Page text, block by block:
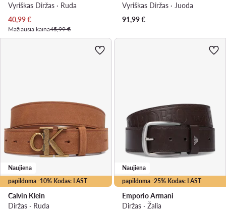
Vyriškas Diržas · Ruda
Dabartinė kaina
40,99€
Mažiausia kaina45,99 €
Vyriškas Diržas · Juoda
91,99€
papildoma -10% Kodas: LAST
Naujiena
Calvin Klein
Diržas · Ruda
papildoma -25% Kodas: LAST
Naujiena
Emporio Armani
Diržas · Žalia